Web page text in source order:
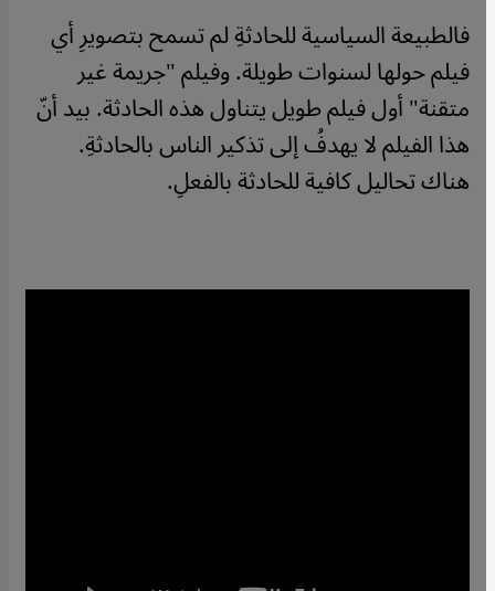
فالطبيعة السياسية للحادثةِ لم تسمح بتصويرِ أي
فيلم حولها لسنوات طويلة. وفيلم "جريمة غير
متقنة" أول فيلم طويل يتناول هذه الحادثة. بيد أنّ
هذا الفيلم لا يهدفُ إلى تذكير الناس بالحادثةِ.
هناك تحاليل كافية للحادثة بالفعلِ.